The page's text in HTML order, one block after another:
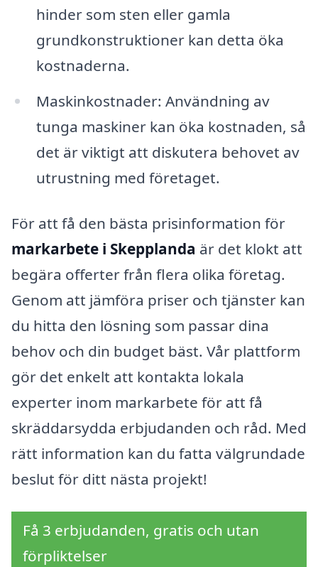
hinder som sten eller gamla
grundkonstruktioner kan detta öka
kostnaderna.
Maskinkostnader: Användning av
tunga maskiner kan öka kostnaden, så
det är viktigt att diskutera behovet av
utrustning med företaget.
För att få den bästa prisinformation för
markarbete i Skepplanda är det klokt att
begära offerter från flera olika företag.
Genom att jämföra priser och tjänster kan
du hitta den lösning som passar dina
behov och din budget bäst. Vår plattform
gör det enkelt att kontakta lokala
experter inom markarbete för att få
skräddarsydda erbjudanden och råd. Med
rätt information kan du fatta välgrundade
beslut för ditt nästa projekt!
Få 3 erbjudanden, gratis och utan
förpliktelser